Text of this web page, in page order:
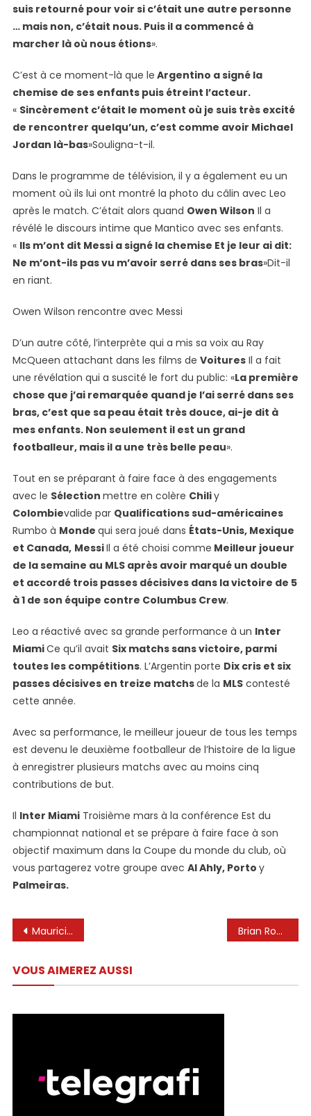
suis retourné pour voir si c’était une autre personne
… mais non, c’était nous. Puis il a commencé à
marcher là où nous étions».
C’est à ce moment-là que le Argentino a signé la
chemise de ses enfants puis étreint l’acteur.
« Sincèrement c’était le moment où je suis très excité
de rencontrer quelqu’un, c’est comme avoir Michael
Jordan là-bas»Souligna-t-il.
Dans le programme de télévision, il y a également eu un
moment où ils lui ont montré la photo du câlin avec Leo
après le match. C’était alors quand Owen Wilson Il a
révélé le discours intime que Mantico avec ses enfants.
« Ils m’ont dit Messi a signé la chemise Et je leur ai dit:
Ne m’ont-ils pas vu m’avoir serré dans ses bras»Dit-il
en riant.
Owen Wilson rencontre avec Messi
D’un autre côté, l’interprète qui a mis sa voix au Ray
McQueen attachant dans les films de VoituresIl a fait
une révélation qui a suscité le fort du public: «La première
chose que j’ai remarquée quand je l’ai serré dans ses
bras, c’est que sa peau était très douce, ai-je dit à
mes enfants. Non seulement il est un grand
footballeur, mais il a une très belle peau».
Tout en se préparant à faire face à des engagements
avec le Sélection mettre en colère Chiliy
Colombievalide par Qualifications sud-américaines
Rumbo à Monde qui sera joué dans États-Unis, Mexique
et Canada, MessiIl a été choisi comme Meilleur joueur
de la semaine au MLS après avoir marqué un double
et accordé trois passes décisives dans la victoire de 5
à 1 de son équipe contre Columbus Crew.
Leo a réactivé avec sa grande performance à un Inter
MiamiCe qu’il avait Six matchs sans victoire, parmi
toutes les compétitions. L’Argentin porte Dix cris et six
passes décisives en treize matchsde la MLScontesté
cette année.
Avec sa performance, le meilleur joueur de tous les temps
est devenu le deuxième footballeur de l’histoire de la ligue
à enregistrer plusieurs matchs avec au moins cinq
contributions de but.
Il Inter MiamiTroisième mars à la conférence Est du
championnat national et se prépare à faire face à son
objectif maximum dans la Coupe du monde du club, où
vous partagerez votre groupe avec Al Ahly, Porto y
Palmeiras.
Navigation
l’article
Mauricio Pochettino tend Christian Pulisic Lionel Messi Challenge Brian Rodríguez se va al Inter de Miami de leo Messi y deja al Club América #clubamerica #ligamx
VOUS AIMEREZ AUSSI